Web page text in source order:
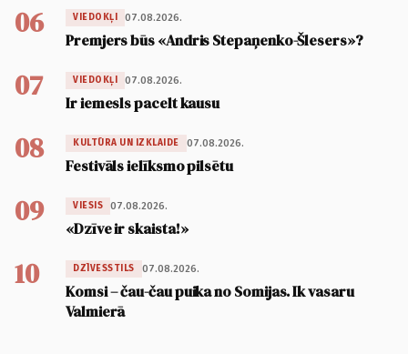
06 VIEDOKĻI 07.08.2026.
Premjers būs «Andris Stepaņenko-Šlesers»?
07 VIEDOKĻI 07.08.2026.
Ir iemesls pacelt kausu
08 KULTŪRA UN IZKLAIDE 07.08.2026.
Festivāls ielīksmo pilsētu
09 VIESIS 07.08.2026.
«Dzīve ir skaista!»
10 DZĪVESSTILS 07.08.2026.
Komsi – čau-čau puika no Somijas. Ik vasaru
Valmierā